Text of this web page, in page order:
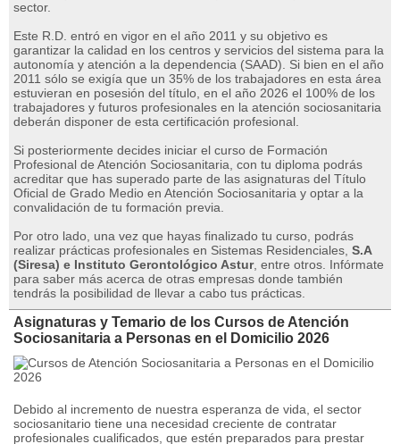
sector.
Este R.D. entró en vigor en el año 2011 y su objetivo es
garantizar la calidad en los centros y servicios del sistema para la
autonomía y atención a la dependencia (SAAD). Si bien en el año
2011 sólo se exigía que un 35% de los trabajadores en esta área
estuvieran en posesión del título, en el año 2026 el 100% de los
trabajadores y futuros profesionales en la atención sociosanitaria
deberán disponer de esta certificación profesional.
Si posteriormente decides iniciar el curso de Formación
Profesional de Atención Sociosanitaria, con tu diploma podrás
acreditar que has superado parte de las asignaturas del Título
Oficial de Grado Medio en Atención Sociosanitaria y optar a la
convalidación de tu formación previa.
Por otro lado, una vez que hayas finalizado tu curso, podrás
realizar prácticas profesionales en Sistemas Residenciales, S.A
(Siresa) e Instituto Gerontológico Astur, entre otros. Infórmate
para saber más acerca de otras empresas donde también
tendrás la posibilidad de llevar a cabo tus prácticas.
Asignaturas y Temario de los Cursos de Atención
Sociosanitaria a Personas en el Domicilio 2026
Debido al incremento de nuestra esperanza de vida, el sector
sociosanitario tiene una necesidad creciente de contratar
profesionales cualificados, que estén preparados para prestar